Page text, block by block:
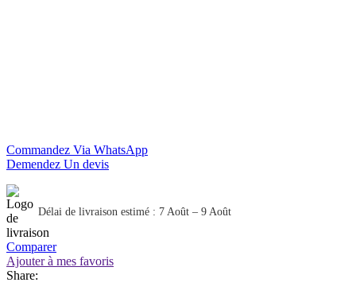
Commandez Via WhatsApp
Demendez Un devis
Délai de livraison estimé : 7 Août – 9 Août
Comparer
Ajouter à mes favoris
Share: